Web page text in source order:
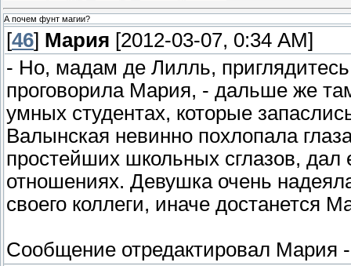
А почем фунт магии?
[46] Мария [2012-03-07, 0:34 AM]
- Но, мадам де Лилль,
проговорила Мария, - дальше же
умных студентах, которые
Валынская невинно похлопала
простейших школьных сглазов,
отношениях. Девушка очень
своего коллеги, иначе достанется
Сообщение отредактировал Мария